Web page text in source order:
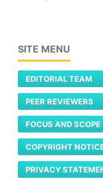
SITE MENU
EDITORIAL TEAM
PEER REVIEWERS
FOCUS AND SCOPE
COPYRIGHT
PRIVACY